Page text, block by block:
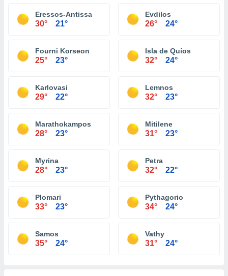
Eressos-Antissa
30° 21°
Evdilos
26° 24°
Fourni Korseon
25° 23°
Isla de Quíos
32° 24°
Karlovasi
29° 22°
Lemnos
32° 23°
Marathokampos
28° 23°
Mitilene
31° 23°
Myrina
28° 23°
Petra
32° 22°
Plomari
33° 23°
Pythagorio
34° 24°
Samos
35° 24°
Vathy
31° 24°